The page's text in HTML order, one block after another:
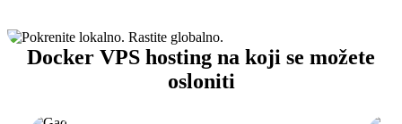
Docker VPS hosting na koji se možete
osloniti